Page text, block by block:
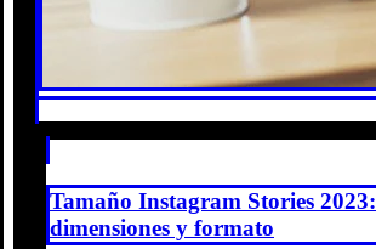
Tamaño Instagram Stories 2023:
dimensiones y formato